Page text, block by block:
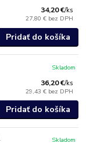
34,20 €/ks
27,80 € bez DPH
Pridať do košíka
36,20 €/ks
29,43 € bez DPH
Skladom
Pridať do košíka
Skladom